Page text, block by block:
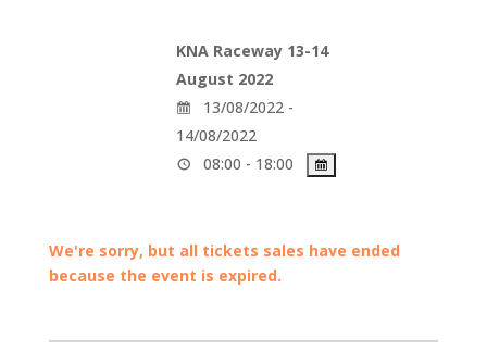
KNA Raceway 13-14
August 2022
13/08/2022 -
14/08/2022
08:00 - 18:00
We're sorry, but all tickets sales have ended
because the event is expired.